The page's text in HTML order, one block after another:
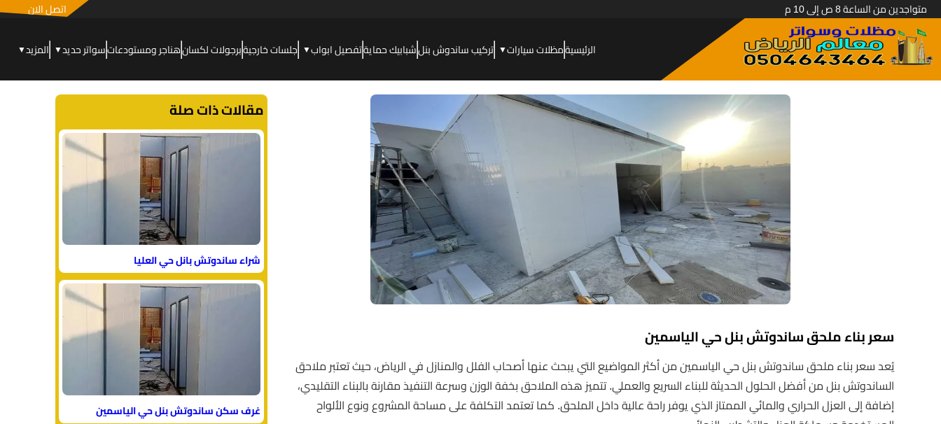
متواجدين من الساعة 8 ص إلى 10 م اتصل الان
الرئيسيةمظلات سيارات▼ تركيب ساندوش بنلشبابيك حمايةتفصيل ابواب▼ جلسات خارجيةبرجولات لكسانهناجر ومستودعاتسواتر حديد▼ المزيد▼
سعر بناء ملحق ساندوتش بنل حي الياسمين
يُعد سعر بناء ملحق ساندوتش بنل حي الياسمين من أكثر المواضيع التي يبحث عنها أصحاب الفلل والمنازل في الرياض، حيث تعتبر ملاحق
الساندوتش بنل من أفضل الحلول الحديثة للبناء السريع والعملي. تتميز هذه الملاحق بخفة الوزن وسرعة التنفيذ مقارنة بالبناء التقليدي،
إضافة إلى العزل الحراري والمائي الممتاز الذي يوفر راحة عالية داخل الملحق. كما تعتمد التكلفة على مساحة المشروع ونوع الألواح
مقالات ذات صلة
شراء ساندوتش بانل حي العليا
غرف سكن ساندوتش بنل حي الياسمين